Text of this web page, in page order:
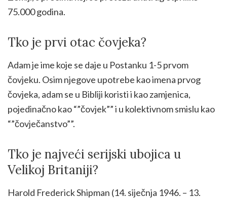
75.000 godina.
Tko je prvi otac čovjeka?
Adam je ime koje se daje u Postanku 1-5 prvom
čovjeku. Osim njegove upotrebe kao imena prvog
čovjeka, adam se u Bibliji koristi i kao zamjenica,
pojedinačno kao “”čovjek”” i u kolektivnom smislu kao
“”čovječanstvo””.
Tko je najveći serijski ubojica u
Velikoj Britaniji?
Harold Frederick Shipman (14. siječnja 1946. – 13.